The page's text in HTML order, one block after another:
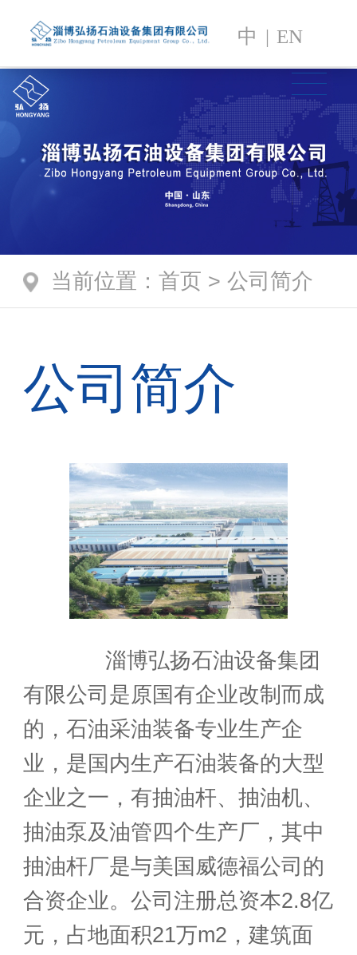
中 | EN
当前位置 ： 首页 > 公司简介
公司简介
淄博弘扬石油设备集团
有限公司是原国有企业改制而成
的，石油采油装备专业生产企
业，是国内生产石油装备的大型
企业之一，有抽油杆、抽油机、
抽油泵及油管四个生产厂，其中
抽油杆厂是与美国威德福公司的
合资企业。公司注册总资本2.8亿
元，占地面积21万m2，建筑面